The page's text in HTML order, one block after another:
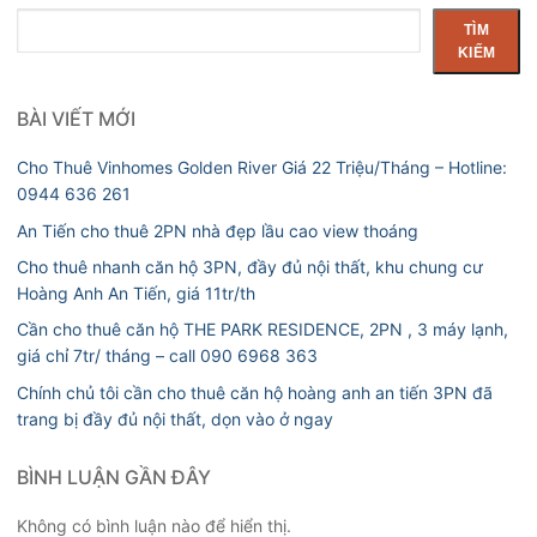
kiếm
TÌM
KIẾM
BÀI VIẾT MỚI
Cho Thuê Vinhomes Golden River Giá 22 Triệu/Tháng – Hotline:
0944 636 261
An Tiến cho thuê 2PN nhà đẹp lầu cao view thoáng
Cho thuê nhanh căn hộ 3PN, đầy đủ nội thất, khu chung cư
Hoàng Anh An Tiến, giá 11tr/th
Cần cho thuê căn hộ THE PARK RESIDENCE, 2PN , 3 máy lạnh,
giá chỉ 7tr/ tháng – call 090 6968 363
Chính chủ tôi cần cho thuê căn hộ hoàng anh an tiến 3PN đã
trang bị đầy đủ nội thất, dọn vào ở ngay
BÌNH LUẬN GẦN ĐÂY
Không có bình luận nào để hiển thị.